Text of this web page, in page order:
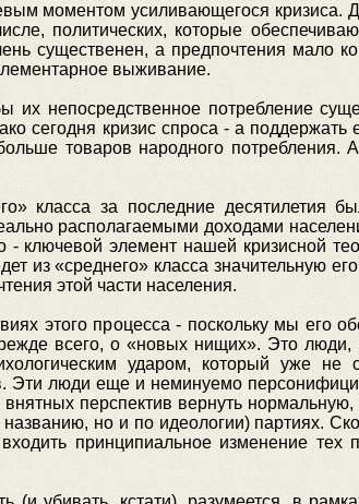
моментом усиливающегося кризиса.
политических, которые
существенен, а предпочтения мало
выживание.
непосредственное потребление
сегодня кризис спроса - а поддержать
товаров народного
класса за последние
располагаемыми доходами
ключевой элемент нашей кризисной
из «среднего» класса значительную
этой части населения.
этого процесса - поскольку мы его
всего, о «новых нищих». Это
ударом, который уже не
Эти люди еще и неминуемо
перспектив вернуть
но и по идеологии) партиях.
принципиальное изменение тех